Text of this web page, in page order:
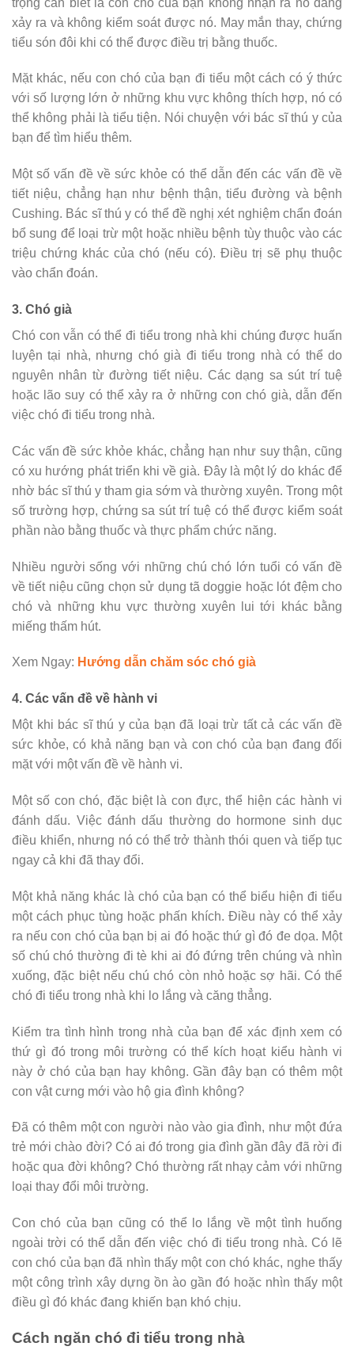
xảy ra và không kiểm soát được nó. May mắn thay, chứng
tiểu són đôi khi có thể được điều trị bằng thuốc.
Mặt khác, nếu con chó của bạn đi tiểu một cách có ý thức
với số lượng lớn ở những khu vực không thích hợp, nó có
thể không phải là tiểu tiện. Nói chuyện với bác sĩ thú y của
bạn để tìm hiểu thêm.
Một số vấn đề về sức khỏe có thể dẫn đến các vấn đề về
tiết niệu, chẳng hạn như bệnh thận, tiểu đường và bệnh
Cushing. Bác sĩ thú y có thể đề nghị xét nghiệm chẩn đoán
bổ sung để loại trừ một hoặc nhiều bệnh tùy thuộc vào các
triệu chứng khác của chó (nếu có). Điều trị sẽ phụ thuộc
vào chẩn đoán.
3. Chó già
Chó con vẫn có thể đi tiểu trong nhà khi chúng được huấn
luyện tại nhà, nhưng chó già đi tiểu trong nhà có thể do
nguyên nhân từ đường tiết niệu. Các dạng sa sút trí tuệ
hoặc lão suy có thể xảy ra ở những con chó già, dẫn đến
việc chó đi tiểu trong nhà.
Các vấn đề sức khỏe khác, chẳng hạn như suy thận, cũng
có xu hướng phát triển khi về già. Đây là một lý do khác để
nhờ bác sĩ thú y tham gia sớm và thường xuyên. Trong một
số trường hợp, chứng sa sút trí tuệ có thể được kiểm soát
phần nào bằng thuốc và thực phẩm chức năng.
Nhiều người sống với những chú chó lớn tuổi có vấn đề
về tiết niệu cũng chọn sử dụng tã doggie hoặc lót đệm cho
chó và những khu vực thường xuyên lui tới khác bằng
miếng thấm hút.
Xem Ngay: Hướng dẫn chăm sóc chó già
4. Các vấn đề về hành vi
Một khi bác sĩ thú y của bạn đã loại trừ tất cả các vấn đề
sức khỏe, có khả năng bạn và con chó của bạn đang đối
mặt với một vấn đề về hành vi.
Một số con chó, đặc biệt là con đực, thể hiện các hành vi
đánh dấu. Việc đánh dấu thường do hormone sinh dục
điều khiển, nhưng nó có thể trở thành thói quen và tiếp tục
ngay cả khi đã thay đổi.
Một khả năng khác là chó của bạn có thể biểu hiện đi tiểu
một cách phục tùng hoặc phấn khích. Điều này có thể xảy
ra nếu con chó của bạn bị ai đó hoặc thứ gì đó đe dọa. Một
số chú chó thường đi tè khi ai đó đứng trên chúng và nhìn
xuống, đặc biệt nếu chú chó còn nhỏ hoặc sợ hãi. Có thể
chó đi tiểu trong nhà khi lo lắng và căng thẳng.
Kiểm tra tình hình trong nhà của bạn để xác định xem có
thứ gì đó trong môi trường có thể kích hoạt kiểu hành vi
này ở chó của bạn hay không. Gần đây bạn có thêm một
con vật cưng mới vào hộ gia đình không?
Đã có thêm một con người nào vào gia đình, như một đứa
trẻ mới chào đời? Có ai đó trong gia đình gần đây đã rời đi
hoặc qua đời không? Chó thường rất nhạy cảm với những
loại thay đổi môi trường.
Con chó của bạn cũng có thể lo lắng về một tình huống
ngoài trời có thể dẫn đến việc chó đi tiểu trong nhà. Có lẽ
con chó của bạn đã nhìn thấy một con chó khác, nghe thấy
một công trình xây dựng ồn ào gần đó hoặc nhìn thấy một
điều gì đó khác đang khiến bạn khó chịu.
Cách ngăn chó đi tiểu trong nhà